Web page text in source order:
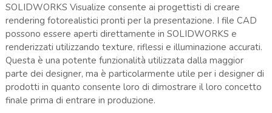
SOLIDWORKS Visualize consente ai progettisti di creare
rendering fotorealistici pronti per la presentazione. I file CAD
possono essere aperti direttamente in SOLIDWORKS e
renderizzati utilizzando texture, riflessi e illuminazione accurati.
Questa è una potente funzionalità utilizzata dalla maggior
parte dei designer, ma è particolarmente utile per i designer di
prodotti in quanto consente loro di dimostrare il loro concetto
finale prima di entrare in produzione.